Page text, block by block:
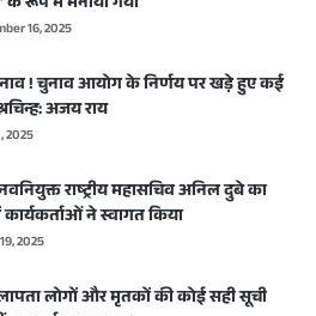
16, 2025
! चुनाव आयोग के निर्णय पर खड़े हुए कई
अजय राय
2025
राष्ट्रीय महासचिव अनिल दुबे का
कार्यकर्ताओं ने स्वागत किया
2025
लोगों और मृतकों की कोई सही सूची